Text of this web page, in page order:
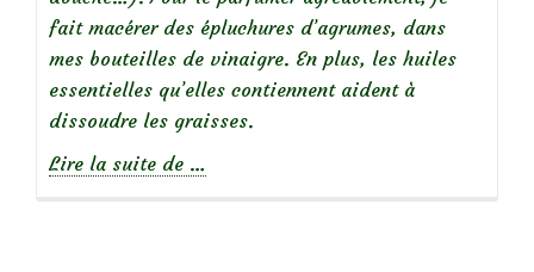
fait macérer des épluchures d’agrumes, dans
mes bouteilles de vinaigre. En plus, les huiles
essentielles qu’elles contiennent aident à
dissoudre les graisses.
Lire la suite de …